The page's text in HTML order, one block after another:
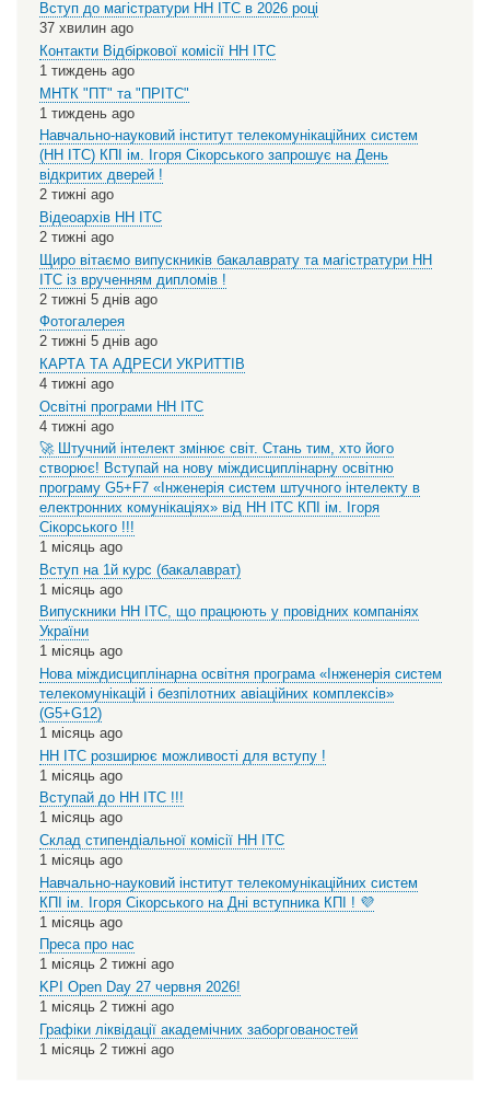
Вступ до магістратури НН ІТС в 2026 році
37 хвилин ago
Контакти Відбіркової комісії НН ІТС
1 тиждень ago
МНТК "ПТ" та "ПРІТС"
1 тиждень ago
Навчально-науковий інститут телекомунікаційних систем
(НН ІТС) КПІ ім. Ігоря Сікорського запрошує на День
відкритих дверей !
2 тижні ago
Відеоархів НН ІТС
2 тижні ago
Щиро вітаємо випускників бакалаврату та магістратури НН
ІТС із врученням дипломів !
2 тижні 5 днів ago
Фотогалерея
2 тижні 5 днів ago
КАРТА ТА АДРЕСИ УКРИТТІВ
4 тижні ago
Освітні програми НН ІТС
4 тижні ago
🚀 Штучний інтелект змінює світ. Стань тим, хто його
створює! Вступай на нову міждисциплінарну освітню
програму G5+F7 «Інженерія систем штучного інтелекту в
електронних комунікаціях» від НН ІТС КПІ ім. Ігоря
Сікорського !!!
1 місяць ago
Вступ на 1й курс (бакалаврат)
1 місяць ago
Випускники НН ІТС, що працюють у провідних компаніях
України
1 місяць ago
Нова міждисциплінарна освітня програма «Інженерія систем
телекомунікацій і безпілотних авіаційних комплексів»
(G5+G12)
1 місяць ago
НН ІТС розширює можливості для вступу !
1 місяць ago
Вступай до НН ІТС !!!
1 місяць ago
Склад стипендіальної комісії НН ІТС
1 місяць ago
Навчально-науковий інститут телекомунікаційних систем
КПІ ім. Ігоря Сікорського на Дні вступника КПІ ! 💜
1 місяць ago
Преса про нас
1 місяць 2 тижні ago
KPI Open Day 27 червня 2026!
1 місяць 2 тижні ago
Графіки ліквідації академічних заборгованостей
1 місяць 2 тижні ago